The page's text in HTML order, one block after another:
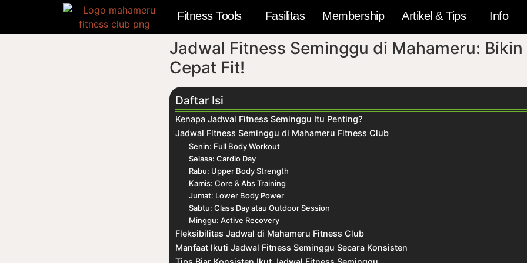
Fitness Tools Fasilitas Membership Artikel & Tips Info
Jadwal Fitness Seminggu di Mahameru: Bikin
Cepat Fit!
Daftar Isi
Kenapa Jadwal Fitness Seminggu Itu Penting?
Jadwal Fitness Seminggu di Mahameru Fitness Club
Senin: Full Body Workout
Selasa: Cardio Day
Rabu: Upper Body Strength
Kamis: Core & Abs Training
Jumat: Lower Body Power
Sabtu: Class Day atau Outdoor Session
Minggu: Active Recovery
Fleksibilitas Jadwal di Mahameru Fitness Club
Manfaat Ikuti Jadwal Fitness Seminggu Secara Konsisten